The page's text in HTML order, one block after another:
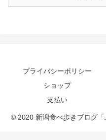
プライバシーポリシー
ショップ
支払い
© 2020 新潟食べ歩きブログ